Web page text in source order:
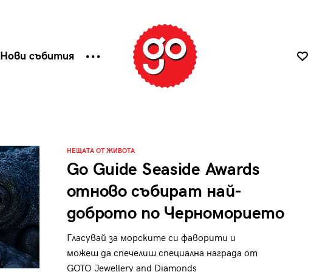
Нови събития
НЕЩАТА ОТ ЖИВОТА
Go Guide Seaside Awards
отново събират най-
доброто по Черноморието
Гласувай за морските си фаворити и
можеш да спечелиш специална награда от
GOTO Jewellery and Diamonds